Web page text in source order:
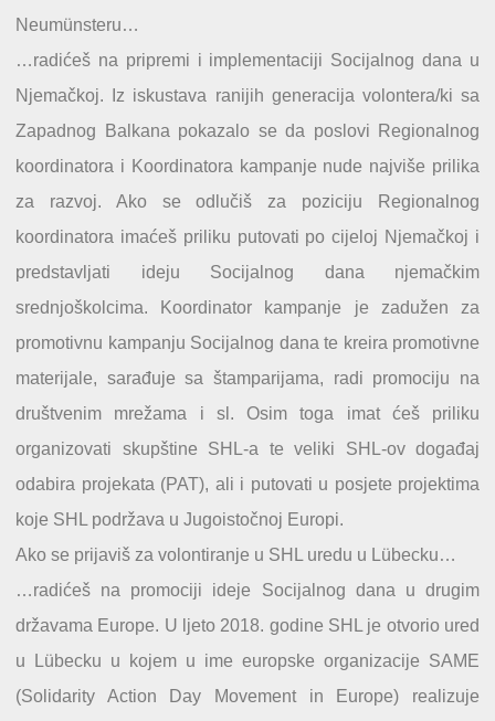
Neumünsteru…
…radićeš na pripremi i implementaciji Socijalnog dana u
Njemačkoj. Iz iskustava ranijih generacija volontera/ki sa
Zapadnog Balkana pokazalo se da poslovi Regionalnog
koordinatora i Koordinatora kampanje nude najviše prilika
za razvoj. Ako se odlučiš za poziciju Regionalnog
koordinatora imaćeš priliku putovati po cijeloj Njemačkoj i
predstavljati ideju Socijalnog dana njemačkim
srednjoškolcima. Koordinator kampanje je zadužen za
promotivnu kampanju Socijalnog dana te kreira promotivne
materijale, sarađuje sa štamparijama, radi promociju na
društvenim mrežama i sl. Osim toga imat ćeš priliku
organizovati skupštine SHL-a te veliki SHL-ov događaj
odabira projekata (PAT), ali i putovati u posjete projektima
koje SHL podržava u Jugoistočnoj Europi.
Ako se prijaviš za volontiranje u SHL uredu u Lübecku…
…radićeš na promociji ideje Socijalnog dana u drugim
državama Europe. U ljeto 2018. godine SHL je otvorio ured
u Lübecku u kojem u ime europske organizacije SAME
(Solidarity Action Day Movement in Europe) realizuje